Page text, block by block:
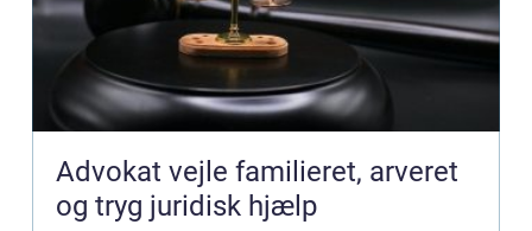
Advokat vejle familieret, arveret
og tryg juridisk hjælp